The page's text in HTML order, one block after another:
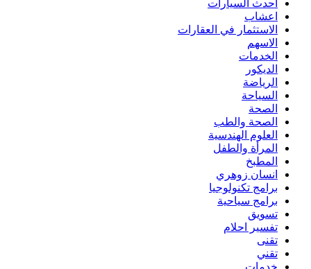
احدث السيارات
اعشاب
الاستثمار في العقارات
الاسهم
الخدمات
الديكور
الرياضة
السياحة
الصحة
الصحة والطب
العلوم الهندسية
المرأة والطفل
المطبخ
انسان زوهري
برامج تكنولوجيا
برامج سياحية
تسويق
تفسير احلام
تقنى
تقني
خدمات